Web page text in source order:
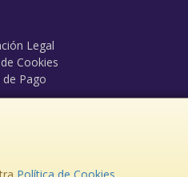
Legal
Cookies
Pago
- Tfno: